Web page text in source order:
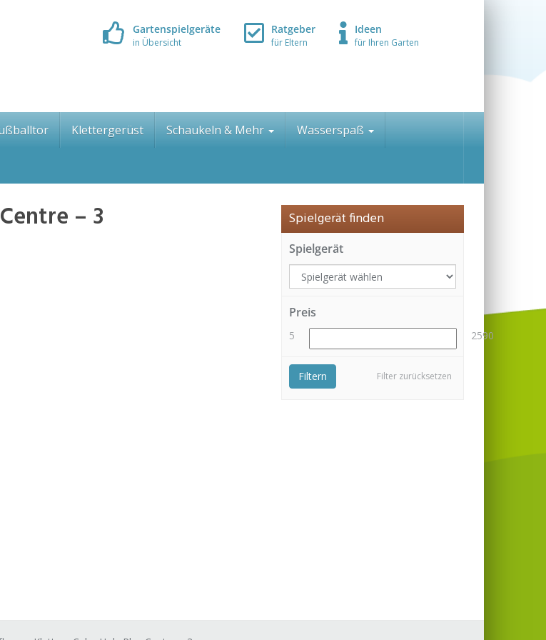
Gartenspielgeräte
in Übersicht
Ratgeber
für Eltern
Ideen
für Ihren Garten
Klettergerüst Schaukeln & Mehr Wasserspaß
– 3 Spielgerät finden
Spielgerät
Preis
5 2590
Filter zurücksetzen
Filtern